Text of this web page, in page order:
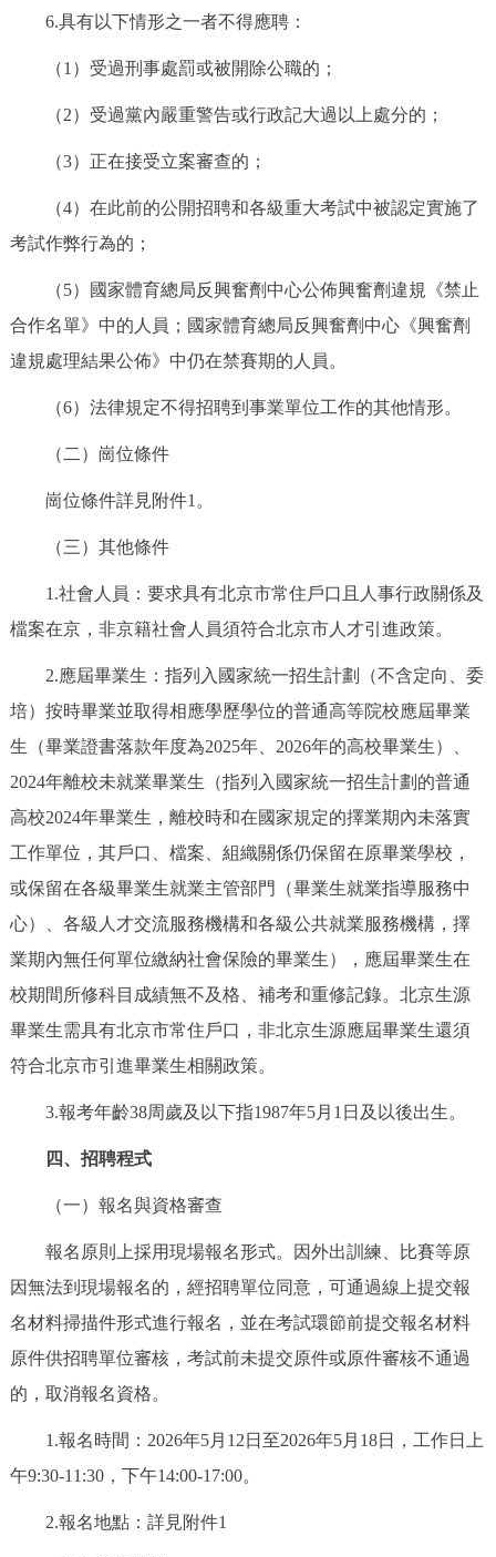
DEUTSCH FRANÇAIS
ITALIANO
6.具有以下情形之一者不得應聘：
（1）受過刑事處罰或被開除公職的；
（2）受過黨內嚴重警告或行政記大過以上處分的；
（3）正在接受立案審查的；
（4）在此前的公開招聘和各級重大考試中被認定實施了
考試作弊行為的；
（5）國家體育總局反興奮劑中心公佈興奮劑違規《禁止
合作名單》中的人員；國家體育總局反興奮劑中心《興奮劑
違規處理結果公佈》中仍在禁賽期的人員。
（6）法律規定不得招聘到事業單位工作的其他情形。
（二）崗位條件
崗位條件詳見附件1。
（三）其他條件
1.社會人員：要求具有北京市常住戶口且人事行政關係及
檔案在京，非京籍社會人員須符合北京市人才引進政策。
2.應屆畢業生：指列入國家統一招生計劃（不含定向、委
培）按時畢業並取得相應學歷學位的普通高等院校應屆畢業
生（畢業證書落款年度為2025年、2026年的高校畢業生）、
2024年離校未就業畢業生（指列入國家統一招生計劃的普通
高校2024年畢業生，離校時和在國家規定的擇業期內未落實
工作單位，其戶口、檔案、組織關係仍保留在原畢業學校，
或保留在各級畢業生就業主管部門（畢業生就業指導服務中
心）、各級人才交流服務機構和各級公共就業服務機構，擇
業期內無任何單位繳納社會保險的畢業生），應屆畢業生在
校期間所修科目成績無不及格、補考和重修記錄。北京生源
畢業生需具有北京市常住戶口，非北京生源應屆畢業生還須
符合北京市引進畢業生相關政策。
3.報考年齡38周歲及以下指1987年5月1日及以後出生。
四、招聘程式
（一）報名與資格審查
報名原則上採用現場報名形式。因外出訓練、比賽等原
因無法到現場報名的，經招聘單位同意，可通過線上提交報
名材料掃描件形式進行報名，並在考試環節前提交報名材料
原件供招聘單位審核，考試前未提交原件或原件審核不通過
的，取消報名資格。
1.報名時間：2026年5月12日至2026年5月18日，工作日上
午9:30-11:30，下午14:00-17:00。
2.報名地點：詳見附件1